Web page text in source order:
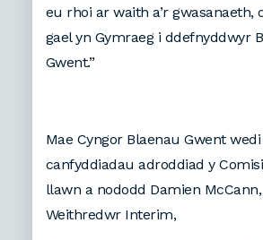
eu rhoi ar waith a’r gwasanaeth,
gael yn Gymraeg i ddefnyddwyr
Gwent.”
Mae Cyngor Blaenau Gwent
canfyddiadau adroddiad y
llawn a nododd Damien
Weithredwr Interim,